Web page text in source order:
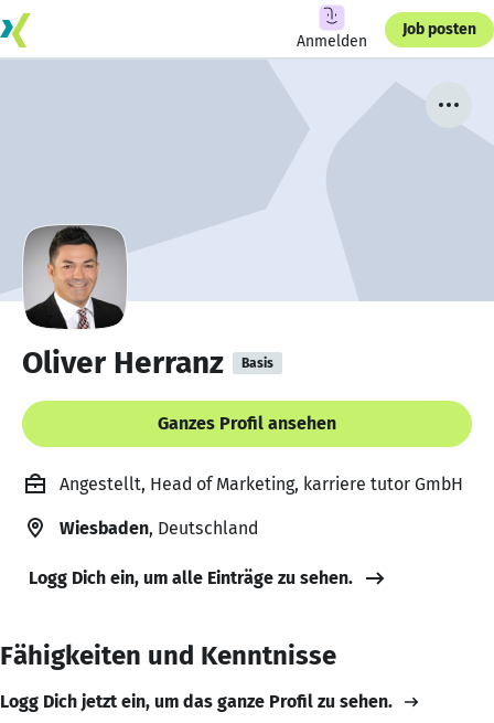
Anmelden
Job posten
Oliver Herranz Basis
Ganzes Profil ansehen
Angestellt, Head of Marketing, karriere tutor GmbH
Wiesbaden, Deutschland
Logg Dich ein, um alle Einträge zu sehen.
Fähigkeiten und Kenntnisse
Logg Dich jetzt ein, um das ganze Profil zu sehen.